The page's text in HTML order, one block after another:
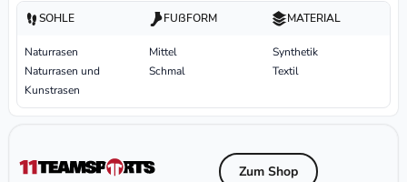
SOHLE
Naturrasen
Naturrasen und
Kunstrasen
FUßFORM
Mittel
Schmal
MATERIAL
Synthetik
Textil
Zum Shop